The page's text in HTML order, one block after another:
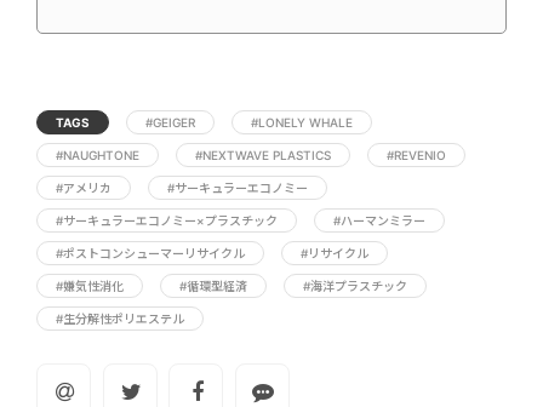
TAGS #GEIGER #LONELY WHALE
#NAUGHTONE #NEXTWAVE PLASTICS #REVENIO
#アメリカ #サーキュラーエコノミー
#サーキュラーエコノミー×プラスチック #ハーマンミラー
#ポストコンシューマーリサイクル #リサイクル
#嫌気性消化 #循環型経済 #海洋プラスチック
#生分解性ポリエステル